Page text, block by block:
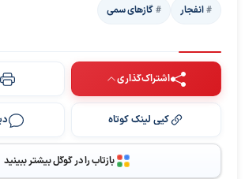
انفجار گازهای سمی
اشتراک‌گذاری
کپی لینک کوتاه
بازتاب را در گوگل بیشتر ببینید